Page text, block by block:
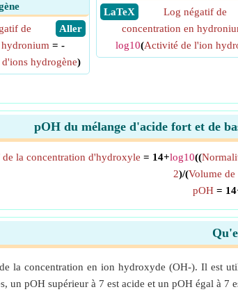
​ Aller
de
= -
hydrogène)
​ LaTeX
Log négatif de
concentration en
log10(Activité de l'ion
pOH du mélange d'acide fort et de
la concentration d'hydroxyle = 14+log10((
2)/(Volume de
pOH =
la concentration en ion hydroxyde (OH-). Il est
un pOH supérieur à 7 est acide et un pOH égal à 7